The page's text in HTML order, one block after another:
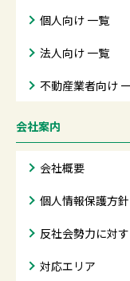
個人向け 一覧
法人向け 一覧
不動産業者向け
会社案内
会社概要
個人情報保護方針
反社会勢力に対
対応エリア